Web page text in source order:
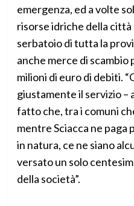
emergenza, ed a volte
risorse idriche della
serbatoio di tutta la
anche merce di scambio
milioni di euro di debiti.
giustamente il servizio –
fatto che, tra i comuni
mentre Sciacca ne
in natura, ce ne siano
versato un solo
della società”.